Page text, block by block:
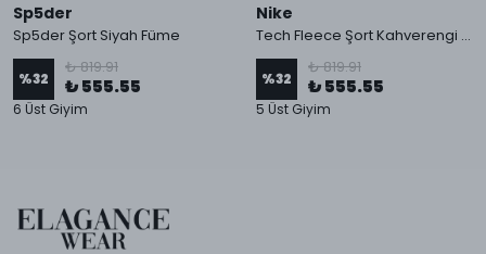
Sp5der
Sp5der Şort Siyah Füme
%32
₺ 819.91
₺ 555.55
6 Üst Giyim
Nike
Tech Fleece Şort Kahverengi 2024 HQ
%32
₺ 819.91
₺ 555.55
5 Üst Giyim